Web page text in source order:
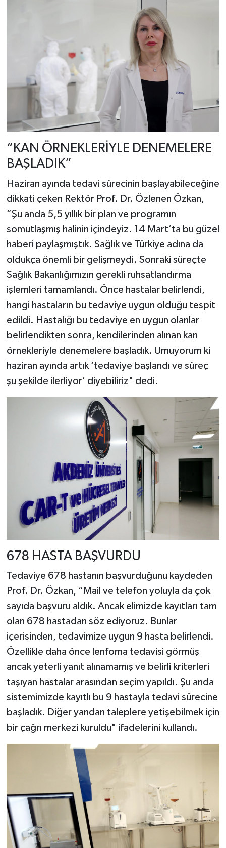
“KAN ÖRNEKLERİYLE DENEMELERE
BAŞLADIK”
Haziran ayında tedavi sürecinin başlayabileceğine
dikkati çeken Rektör Prof. Dr. Özlenen Özkan,
“Şu anda 5,5 yıllık bir plan ve programın
somutlaşmış halinin içindeyiz. 14 Mart’ta bu güzel
haberi paylaşmıştık. Sağlık ve Türkiye adına da
oldukça önemli bir gelişmeydi. Sonraki süreçte
Sağlık Bakanlığımızın gerekli ruhsatlandırma
işlemleri tamamlandı. Önce hastalar belirlendi,
hangi hastaların bu tedaviye uygun olduğu tespit
edildi. Hastalığı bu tedaviye en uygun olanlar
belirlendikten sonra, kendilerinden alınan kan
örnekleriyle denemelere başladık. Umuyorum ki
haziran ayında artık ‘tedaviye başlandı ve süreç
şu şekilde ilerliyor’ diyebiliriz" dedi.
678 HASTA BAŞVURDU
Tedaviye 678 hastanın başvurduğunu kaydeden
Prof. Dr. Özkan, “Mail ve telefon yoluyla da çok
sayıda başvuru aldık. Ancak elimizde kayıtları tam
olan 678 hastadan söz ediyoruz. Bunlar
içerisinden, tedavimize uygun 9 hasta belirlendi.
Özellikle daha önce lenfoma tedavisi görmüş
ancak yeterli yanıt alınamamış ve belirli kriterleri
taşıyan hastalar arasından seçim yapıldı. Şu anda
sistemimizde kayıtlı bu 9 hastayla tedavi sürecine
başladık. Diğer yandan taleplere yetişebilmek için
bir çağrı merkezi kuruldu" ifadelerini kullandı.